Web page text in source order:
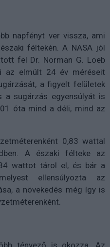
napfényt ver vissza, ami
féltekén. A NASA jól
fel Dr. Norman G. Loeb
az elmúlt 24 év méréseit
a figyelt felületek
a sugárzás egyensúlyát is
óta mind a déli, mind az
0,83 wattal
A északi félteke az
wattot tárol el, és bár a
ellensúlyozta az
a növekedés még így is
tényező is okozza. Az